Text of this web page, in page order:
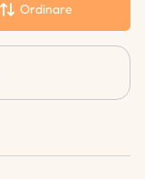
Ordinare